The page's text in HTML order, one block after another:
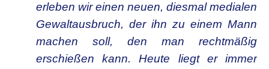
erleben wir einen neuen, diesmal medialen
Gewaltausbruch, der ihn zu einem Mann
machen soll, den man rechtmäßig
erschießen kann. Heute liegt er immer